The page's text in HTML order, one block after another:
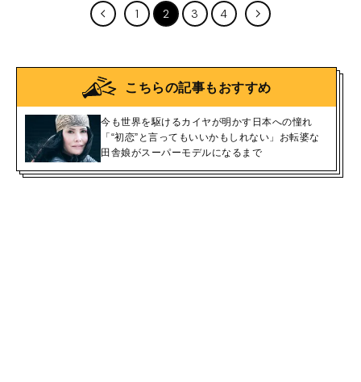
1 2 3 4
こちらの記事もおすすめ
今も世界を駆けるカイヤが明かす日本への憧れ
「“初恋”と言ってもいいかもしれない」お転婆な
田舎娘がスーパーモデルになるまで